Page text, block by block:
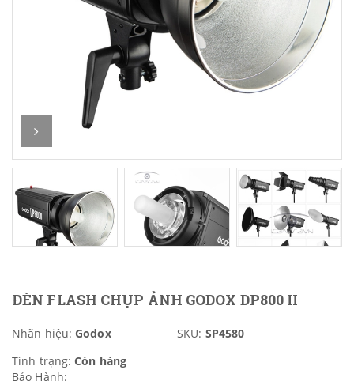
ĐÈN FLASH CHỤP ẢNH GODOX DP800 II
Nhãn hiệu: Godox SKU: SP4580
Tình trạng: Còn hàng
Bảo Hành: